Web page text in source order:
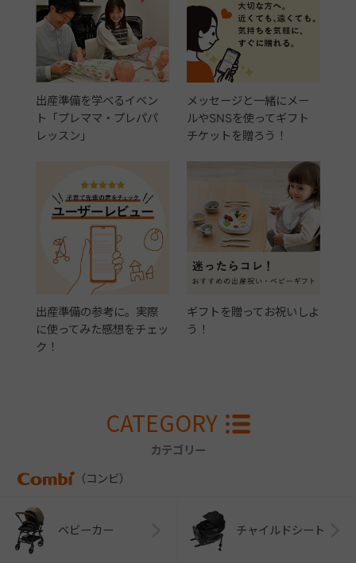
出産準備を学べるイベン
ト「プレママ・プレパパ
レッスン」
メッセージと一緒にメー
ルやSNSを使ってギフト
チケットを贈ろう！
出産準備の参考に。実際
に使ってみた感想をチェッ
ク！
ギフトを贈ってお祝いしよ
う！
CATEGORY
カテゴリー
（コンビ）
ベビーカー チャイルドシート